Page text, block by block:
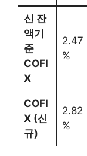
신 잔
액기
준
COFI
X
2.47
%
COFI
X (신
규)
2.82
%